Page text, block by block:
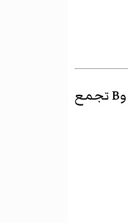
تتوزع على سلسلتين A وB تجمع